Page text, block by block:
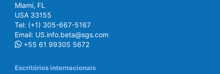
Miami, FL
USA 33155
Tel: (+1) 305-667-5167
Email: US.info.beta@sgs.com
+55 61 99305 5672
Escritórios internacionais